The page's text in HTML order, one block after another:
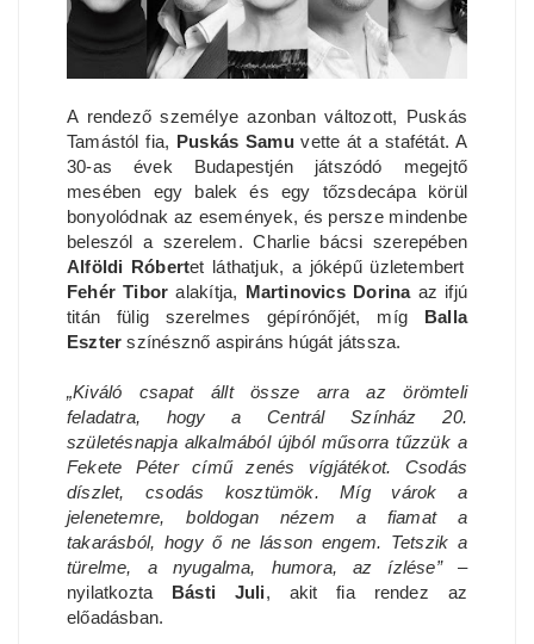
A rendező személye azonban változott, Puskás
Tamástól fia, Puskás Samuvette át a stafétát. A
30-as évek Budapestjén játszódó megejtő
mesében egy balek és egy tőzsdecápa körül
bonyolódnak az események, és persze mindenbe
beleszól a szerelem. Charlie bácsi szerepében
Alföldi Róbertet láthatjuk, a jóképű üzletembert
Fehér Tibor alakítja, Martinovics Dorinaaz ifjú
titán fülig szerelmes gépírónőjét, míg Balla
Eszterszínésznő aspiráns húgát játssza.
„Kiváló csapat állt össze arra az örömteli
feladatra, hogy a Centrál Színház 20.
születésnapja alkalmából újból műsorra tűzzük a
Fekete Péter című zenés vígjátékot. Csodás
díszlet, csodás kosztümök. Míg várok a
jelenetemre, boldogan nézem a fiamat a
takarásból, hogy ő ne lásson engem. Tetszik a
türelme, a nyugalma, humora, az ízlése”–
nyilatkozta Básti Juli, akit fia rendez az
előadásban.